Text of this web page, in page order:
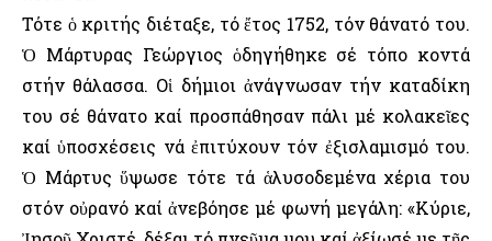
Τότε ὁ κριτής διέταξε, τό ἔτος 1752, τόν θάνατό του.
Ὁ Μάρτυρας Γεώργιος ὁδηγήθηκε σέ τόπο κοντά
στήν θάλασσα. Οἱ δήμιοι ἀνάγνωσαν τήν καταδίκη
του σέ θάνατο καί προσπάθησαν πάλι μέ κολακεῖες
καί ὑποσχέσεις νά ἐπιτύχουν τόν ἐξισλαμισμό του.
Ὁ Μάρτυς ὕψωσε τότε τά ἁλυσοδεμένα χέρια του
στόν οὐρανό καί ἀνεβόησε μέ φωνή μεγάλη: «Κύριε,